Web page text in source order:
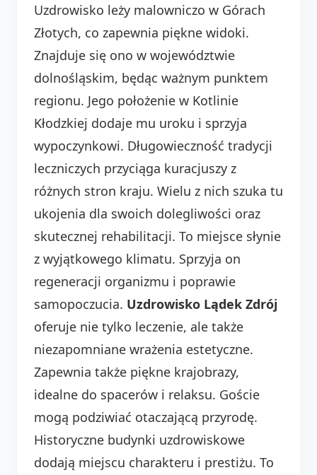
Uzdrowisko leży malowniczo w Górach
Złotych, co zapewnia piękne widoki.
Znajduje się ono w województwie
dolnośląskim, będąc ważnym punktem
regionu. Jego położenie w Kotlinie
Kłodzkiej dodaje mu uroku i sprzyja
wypoczynkowi. Długowieczność tradycji
leczniczych przyciąga kuracjuszy z
różnych stron kraju. Wielu z nich szuka tu
ukojenia dla swoich dolegliwości oraz
skutecznej rehabilitacji. To miejsce słynie
z wyjątkowego klimatu. Sprzyja on
regeneracji organizmu i poprawie
samopoczucia. Uzdrowisko Lądek Zdrój
oferuje nie tylko leczenie, ale także
niezapomniane wrażenia estetyczne.
Zapewnia także piękne krajobrazy,
idealne do spacerów i relaksu. Goście
mogą podziwiać otaczającą przyrodę.
Historyczne budynki uzdrowiskowe
dodają miejscu charakteru i prestiżu. To